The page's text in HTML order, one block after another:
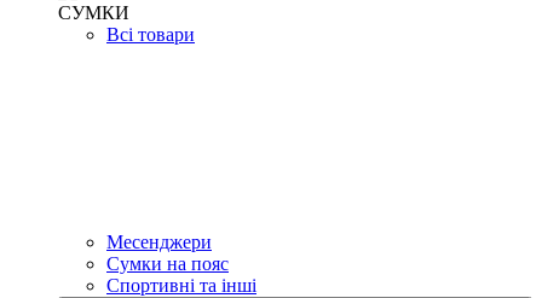
СУМКИ
Всі товари
Месенджери
Сумки на пояс
Спортивні та інші